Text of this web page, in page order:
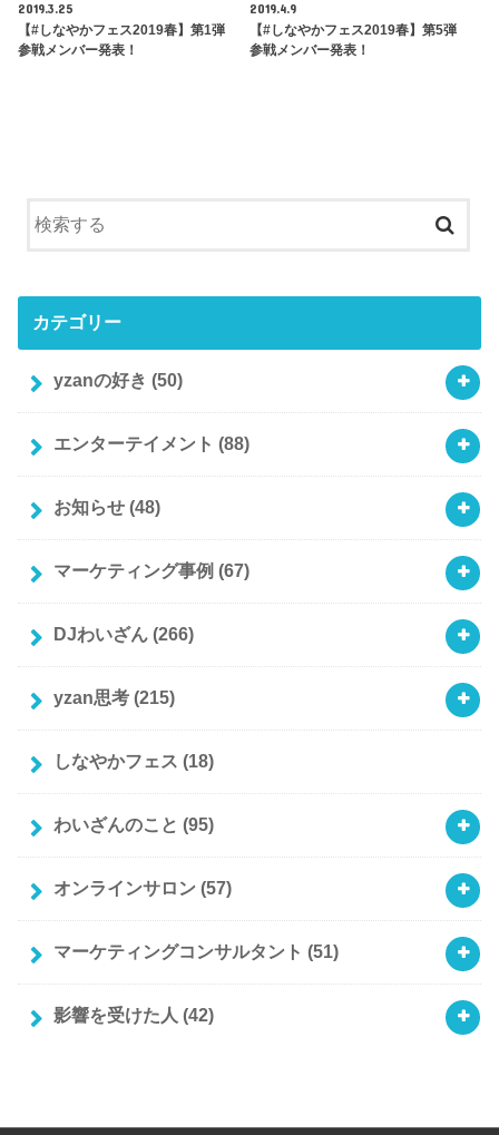
2019.3.25
【#しなやかフェス2019春】第1弾
参戦メンバー発表！
2019.4.9
【#しなやかフェス2019春】第5弾
参戦メンバー発表！
カテゴリー
yzanの好き (50)
エンターテイメント (88)
お知らせ (48)
マーケティング事例 (67)
DJわいざん (266)
yzan思考 (215)
しなやかフェス (18)
わいざんのこと (95)
オンラインサロン (57)
マーケティングコンサルタント (51)
影響を受けた人 (42)